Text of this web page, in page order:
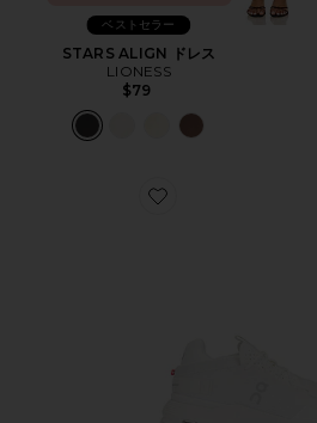
ベストセラー
STARS ALIGN ドレス
LIONESS
$79
Favorite CLOUDNOVA